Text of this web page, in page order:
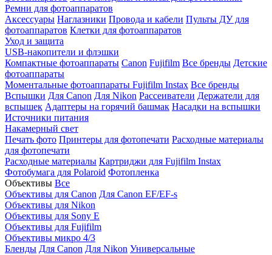
Ремни для фотоаппаратов
Аксессуары Наглазники Провода и кабели Пульты ДУ для
фотоаппаратов Клетки для фотоаппаратов
Уход и защита
USB-накопители и флэшки
Компактные фотоаппараты Canon Fujifilm Все бренды Детские
фотоаппараты
Моментальные фотоаппараты Fujifilm Instax Все бренды
Вспышки Для Canon Для Nikon Рассеиватели Держатели для
вспышек Адаптеры на горячий башмак Насадки на вспышки
Источники питания
Накамерный свет
Печать фото Принтеры для фотопечати Расходные материалы
для фотопечати
Расходные материалы Картриджи для Fujifilm Instax
Фотобумага для Polaroid Фотопленка
Объективы Все
Объективы для Canon Для Canon EF/EF-s
Объективы для Nikon
Объективы для Sony E
Объективы для Fujifilm
Объективы микро 4/3
Бленды Для Canon Для Nikon Универсальные